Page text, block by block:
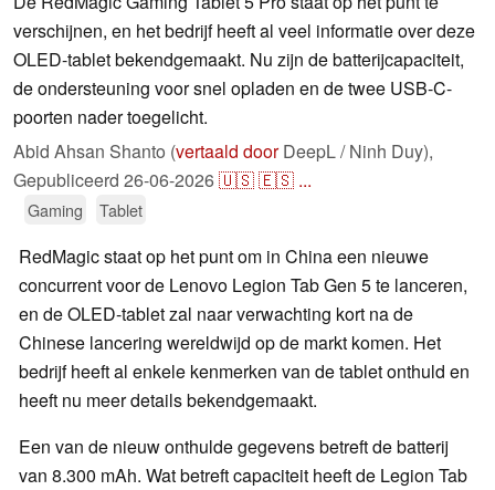
verschijnen, en het bedrijf heeft al veel informatie over deze
OLED-tablet bekendgemaakt. Nu zijn de batterijcapaciteit,
de ondersteuning voor snel opladen en de twee USB-C-
poorten nader toegelicht.
Abid Ahsan Shanto (vertaald doorDeepL / Ninh Duy),
Gepubliceerd 26-06-2026🇺🇸🇪🇸 ...
Gaming Tablet
RedMagic staat op het punt om in China een nieuwe
concurrent voor de Lenovo Legion Tab Gen 5 te lanceren,
en de OLED-tablet zal naar verwachting kort na de
Chinese lancering wereldwijd op de markt komen. Het
bedrijf heeft al enkele kenmerken van de tablet onthuld en
heeft nu meer details bekendgemaakt.
Een van de nieuw onthulde gegevens betreft de batterij
van 8.300 mAh. Wat betreft capaciteit heeft de Legion Tab